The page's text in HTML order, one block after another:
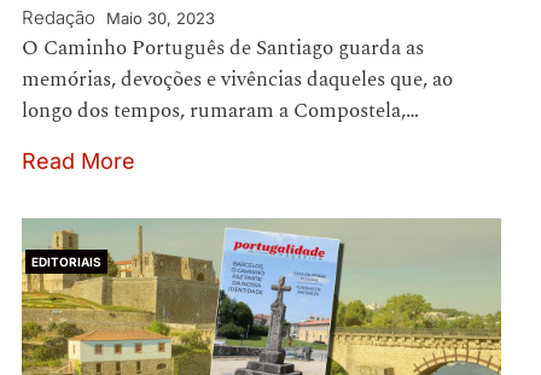
Redação Maio 30, 2023
O Caminho Português de Santiago guarda as
memórias, devoções e vivências daqueles que, ao
longo dos tempos, rumaram a Compostela,…
Read More
EDITORIAIS